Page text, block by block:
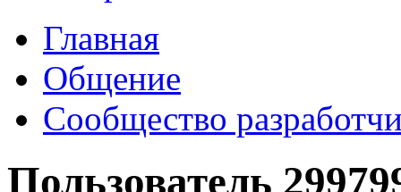
Главная
Общение
Сообщество
Пользователь